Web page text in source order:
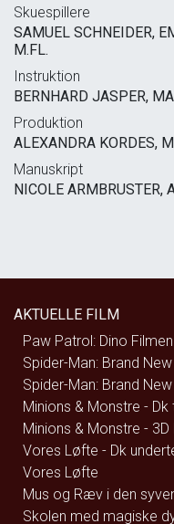
Skuespillere
SAMUEL SCHNEIDER,
M.FL.
Instruktion
BERNHARD JASPER,
Produktion
ALEXANDRA KORDES,
Manuskript
NICOLE ARMBRUSTER,
AKTUELLE FILM
Paw Patrol: Dino Filmen
Spider-Man: Brand
Spider-Man: Brand
Minions & Monstre - Dk
Minions & Monstre - 3D
Vores Løfte - Dk
Vores Løfte
Mus og Ræv i den
Skolen med magiske